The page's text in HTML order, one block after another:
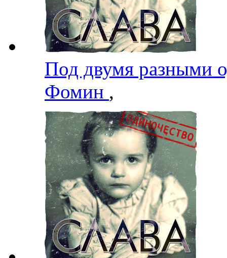
Под двумя разными
Фомин ,